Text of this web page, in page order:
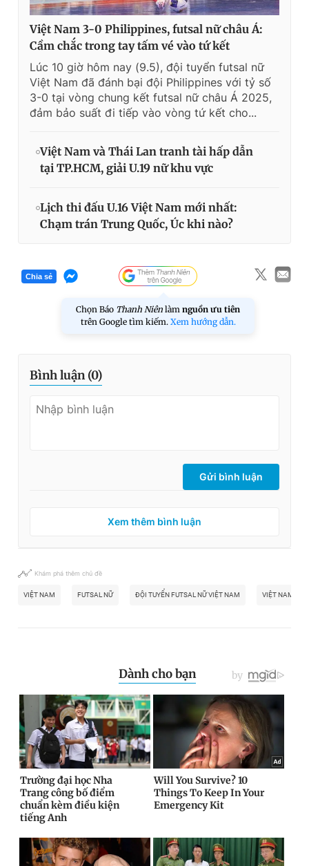
Việt Nam 3-0 Philippines, futsal nữ châu Á:
Cầm chắc trong tay tấm vé vào tứ kết
Lúc 10 giờ hôm nay (9.5), đội tuyển futsal nữ
Việt Nam đã đánh bại đội Philippines với tỷ số
3-0 tại vòng chung kết futsal nữ châu Á 2025,
đảm bảo suất đi tiếp vào vòng tứ kết cho...
Việt Nam và Thái Lan tranh tài hấp dẫn
tại TP.HCM, giải U.19 nữ khu vực
Lịch thi đấu U.16 Việt Nam mới nhất:
Chạm trán Trung Quốc, Úc khi nào?
Chia sẻ
Chọn Báo Thanh Niên làm nguồn ưu tiên
trên Google tìm kiếm. Xem hướng dẫn.
Bình luận (0)
Gửi bình luận
Xem thêm bình luận
Khám phá thêm chủ đề
VIỆT NAM FUTSAL NỮ ĐỘI TUYỂN FUTSAL NỮ VIỆT NAM VIỆT NAM VS